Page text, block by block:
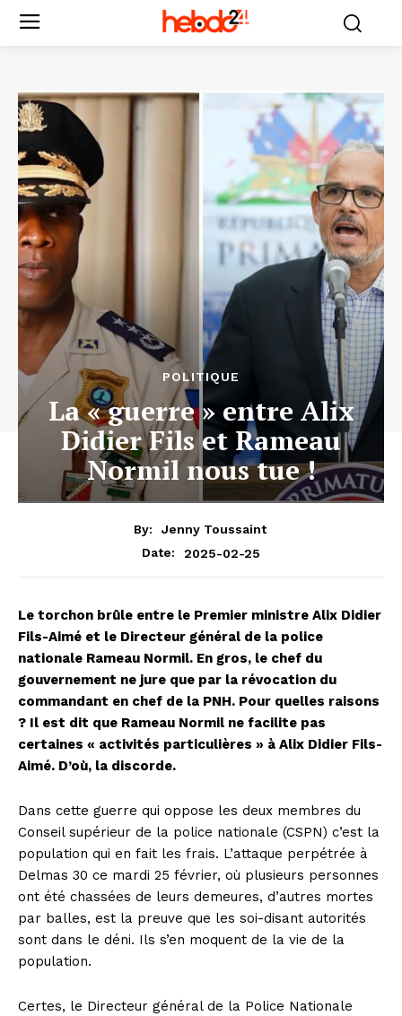
POLITIQUE
La « guerre » entre Alix
Didier Fils et Rameau
Normil nous tue !
By:
Jenny Toussaint
Date:
2025-02-25
Le torchon brûle entre le Premier ministre Alix Didier
Fils-Aimé et le Directeur général de la police
nationale Rameau Normil. En gros, le chef du
gouvernement ne jure que par la révocation du
commandant en chef de la PNH. Pour quelles raisons
? Il est dit que Rameau Normil ne facilite pas
certaines « activités particulières » à Alix Didier Fils-
Aimé. D’où, la discorde.
Dans cette guerre qui oppose les deux membres du
Conseil supérieur de la police nationale (CSPN) c’est la
population qui en fait les frais. L’attaque perpétrée à
Delmas 30 ce mardi 25 février, où plusieurs personnes
ont été chassées de leurs demeures, d’autres mortes
par balles, est la preuve que les soi-disant autorités
sont dans le déni. Ils s’en moquent de la vie de la
population.
Certes, le Directeur général de la Police Nationale